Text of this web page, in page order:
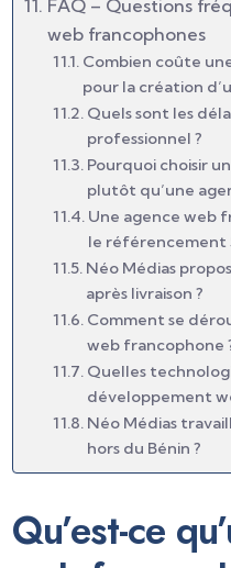
FAQ – Questions
web francophones
Combien coûte
pour la création
Quels sont les
professionnel ?
Pourquoi choisir
plutôt qu’une
Une agence web
le référencement
Néo Médias
après livraison ?
Comment se
web francophone
Quelles
développement
Néo Médias
hors du Bénin ?
Qu’est-ce